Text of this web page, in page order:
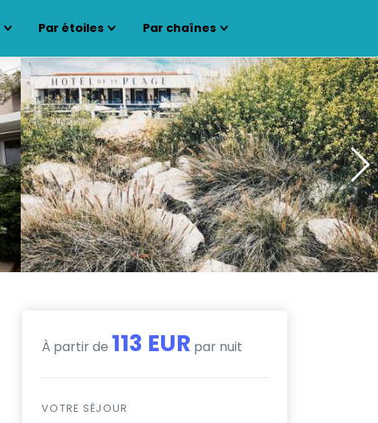
Par étoiles Par chaînes
À partir de 113 EUR par nuit
VOTRE SÉJOUR